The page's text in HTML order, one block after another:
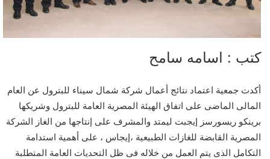
كتب : اسامه سامح
أكدت جمعية اعتماد نتائج أعمال شركة شمال سيناء للبترول عن العام
المالى الماضى على اتفاق الهيئة المصرية العامة للبترول وشريكها
برينكو ريسورسز إيجبت ليمتد والمشرف على إنتاجها من الغاز الشركة
المصرية القابضة للغازات الطبيعية ،إيجاس ، على أهمية استدامة
التكامل الذى يتم العمل من خلاله فى ظل التحديات العامة المتطلبة